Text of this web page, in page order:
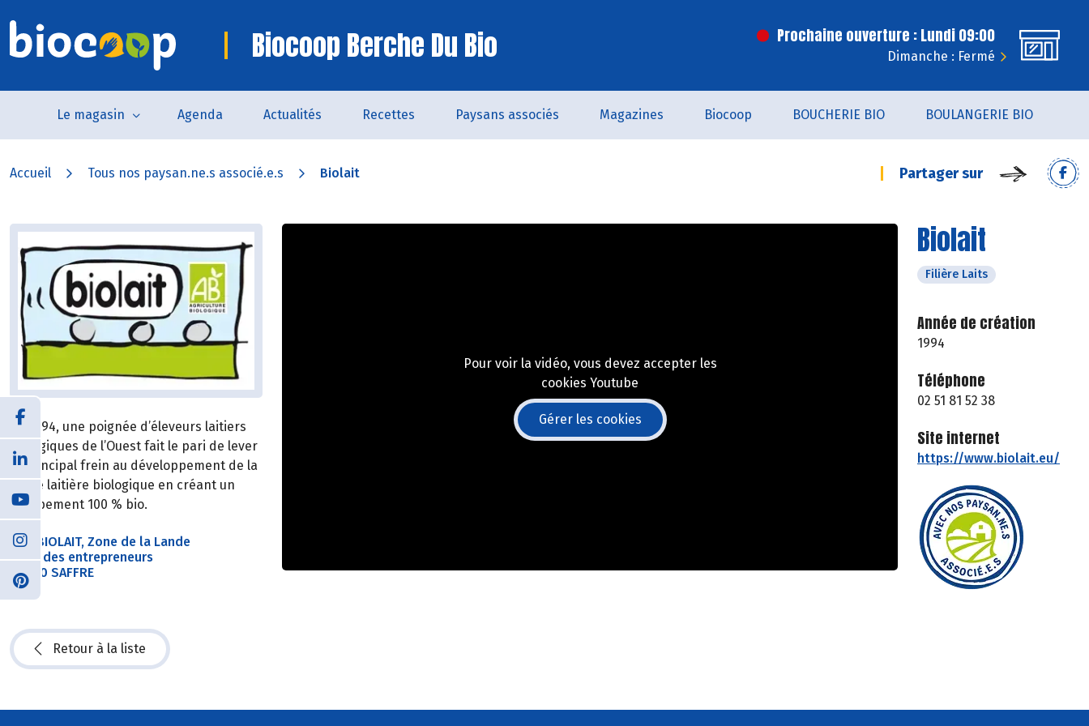
Biocoop Berche Du Bio Prochaine ouverture : Lundi 09:00
Dimanche : Fermé
Le magasin Agenda Actualités Recettes Paysans associés Magazines Biocoop BOUCHERIE BIO BOULANGERIE BIO
Accueil Tous nos paysan.ne.s associé.e.s Biolait Partager sur
Biolait
Filière Laits
Année de création
1994
Téléphone
02 51 81 52 38
Site internet
https://www.biolait.eu/
En 1994, une poignée d’éleveurs laitiers
biologiques de l’Ouest fait le pari de lever
le principal frein au développement de la
filière laitière biologique en créant un
groupement 100 % bio.
SAS BIOLAIT, Zone de la Lande
5 rue des entrepreneurs
44390 SAFFRE
Pour voir la vidéo, vous devez accepter les
cookies Youtube
Gérer les cookies
Retour à la liste